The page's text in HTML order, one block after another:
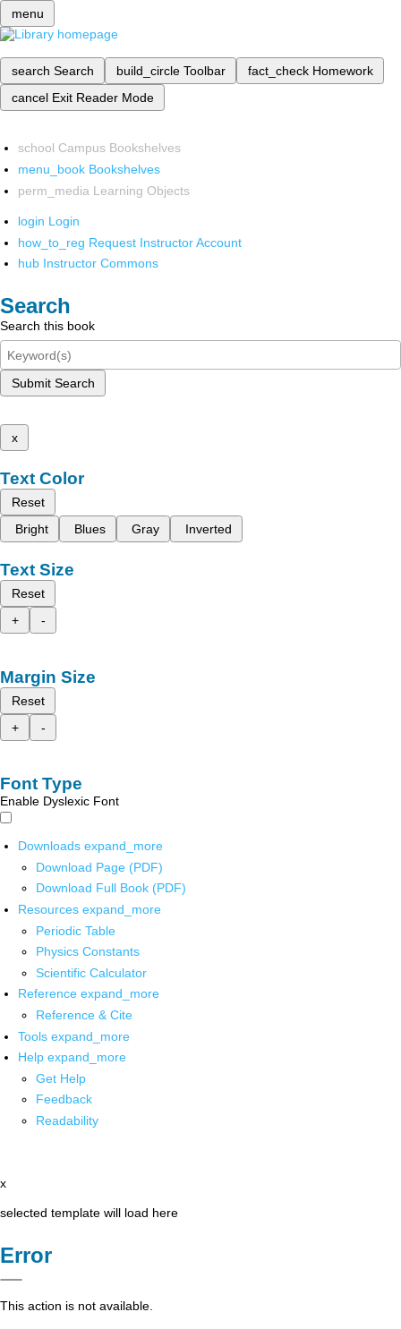
menu
search Search build_circle Toolbar fact_check Homework
cancel Exit Reader Mode
school Campus Bookshelves
menu_book Bookshelves
perm_media Learning Objects
login Login
how_to_reg Request Instructor Account
hub Instructor Commons
Search
Search this book
Submit Search
x
Text Color
Reset
Bright
Blues Gray Inverted
Text Size
Reset
+
-
Margin Size
Reset
+
-
Font Type
Enable Dyslexic Font
Downloads expand_more
Download Page (PDF)
Download Full Book (PDF)
Resources expand_more
Periodic Table
Physics Constants
Scientific Calculator
Reference expand_more
Reference & Cite
Tools expand_more
Help expand_more
Get Help
Feedback
Readability
x
selected template will load here
Error
This action is not available.